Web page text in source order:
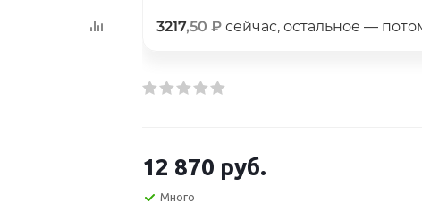
3217,50 ₽ сейчас, остальное —
12 870 руб.
Много